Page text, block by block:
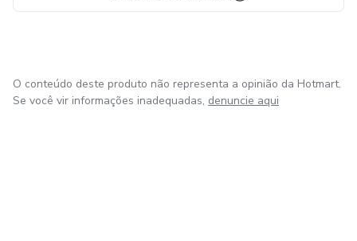
O conteúdo deste produto não representa a opinião da Hotmart.
Se você vir informações inadequadas, denuncie aqui